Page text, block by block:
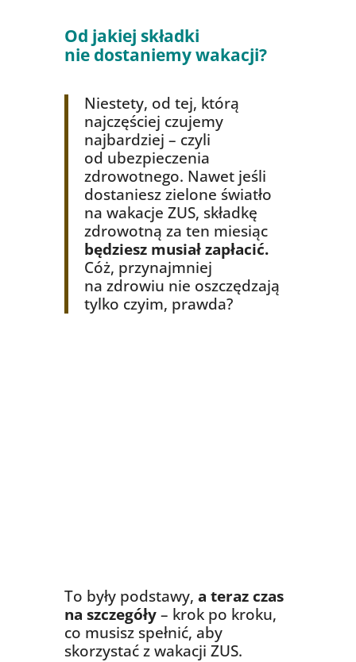
Od jakiej składki
nie dostaniemy wakacji?
Niestety, od tej, którą
najczęściej czujemy
najbardziej – czyli
od ubezpieczenia
zdrowotnego. Nawet jeśli
dostaniesz zielone światło
na wakacje ZUS, składkę
zdrowotną za ten miesiąc
będziesz musiał zapłacić.
Cóż, przynajmniej
na zdrowiu nie oszczędzają
tylko czyim, prawda?
To były podstawy, a teraz czas
na szczegóły– krok po kroku,
co musisz spełnić, aby
skorzystać z wakacji ZUS.